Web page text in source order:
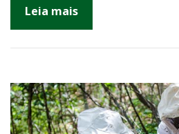
Leia mais